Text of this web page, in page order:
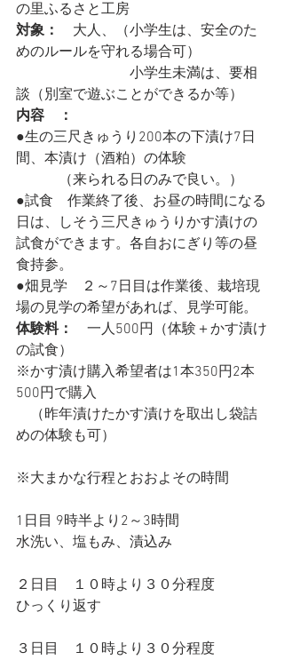
の里ふるさと工房
対象：
大人、（小学生は、安全のた
めのルールを守れる場合可）
小学生未満は、要相
談（別室で遊ぶことができるか等）
内容　：
●生の三尺きゅうり200本の下漬け7日
間、本漬け（酒粕）の体験
（来られる日のみで良い。）
●試食　作業終了後、お昼の時間になる
日は、しそう三尺きゅうりかす漬けの
試食ができます。各自おにぎり等の昼
食持参。
●畑見学　２～7日目は作業後、栽培現
場の見学の希望があれば、見学可能。
体験料：
一人500円（体験＋かす漬け
の試食）
※かす漬け購入希望者は1本350円2本
500円で購入
（昨年漬けたかす漬けを取出し袋詰
めの体験も可）
※大まかな行程とおおよその時間
1日目 9時半より2～3時間
水洗い、塩もみ、漬込み
２日目　１０時より３０分程度
ひっくり返す
３日目　１０時より３０分程度